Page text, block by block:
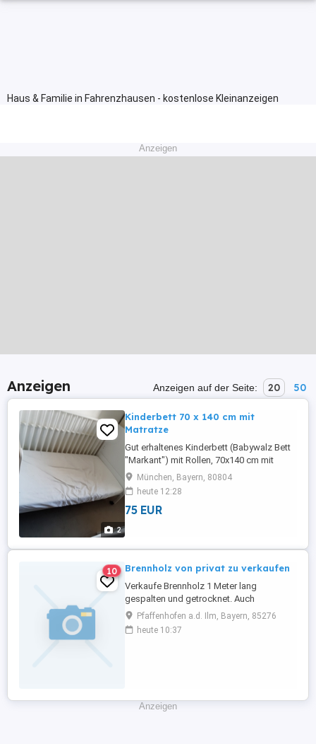
Haus & Familie in Fahrenzhausen - kostenlose Kleinanzeigen
Anzeigen
Anzeigen Anzeigen auf der Seite: 20 50
2
Kinderbett 70 x 140 cm mit
Matratze
Gut erhaltenes Kinderbett (Babywalz Bett
"Markant") mit Rollen, 70x140 cm mit
Matratze (Pantaflex Plus) zu verkaufen. Als
Gitterbett (2 Seiten mit Gitter) nutzbar mit
verstellbarer Höhe der Liegefläche (2
Stufen) . Das eine Seitengitter enthält 2
München, Bayern, 80804
heute 12:28
75 EUR
10 Brennholz von privat zu verkaufen
Verkaufe Brennholz 1 Meter lang
gespalten und getrocknet. Auch
ofenfertig und mit Lieferung gegen
Aufpreis möglich. Kiefer und Fichte KEIN
HARTHOLZ Nur Anrufe, E-Mails werden
Pfaffenhofen a.d. Ilm, Bayern, 85276
heute 10:37
Anzeigen